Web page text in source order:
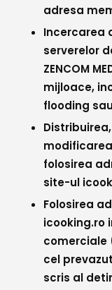
adresa
Incercarea
serverelor
ZENCOM
mijloace,
flooding
folosirea
site-ul
Folosirea
icooking.ro
comerciale
cel
scris al